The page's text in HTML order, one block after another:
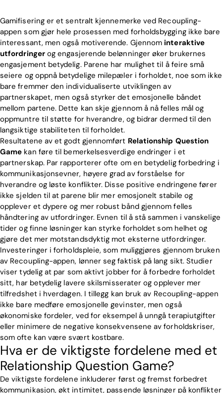
Gamifisering er et sentralt kjennemerke ved Recoupling-
appen som gjør hele prosessen med forholdsbygging ikke bare
interessant, men også motiverende. Gjennominteraktive
utfordringerog engasjerende belønninger øker brukernes
engasjement betydelig. Parene har mulighet til å feire små
seiere og oppnå betydelige milepæler i forholdet, noe som ikke
bare fremmer den individualiserte utviklingen av
partnerskapet, men også styrker det emosjonelle båndet
mellom partene. Dette kan skje gjennom å nå felles mål og
oppmuntre til støtte for hverandre, og bidrar dermed til den
langsiktige stabiliteten til forholdet.
Resultatene av et godt gjennomført Relationship Question
Game kan føre til bemerkelsesverdige endringer i et
partnerskap. Par rapporterer ofte om en betydelig forbedring i
kommunikasjonsevner, høyere grad av forståelse for
hverandre og løste konflikter. Disse positive endringene fører
ikke sjelden til at parene blir mer emosjonelt stabile og
opplever et dypere og mer robust bånd gjennom felles
håndtering av utfordringer. Evnen til å stå sammen i vanskelige
tider og finne løsninger kan styrke forholdet som helhet og
gjøre det mer motstandsdyktig mot eksterne utfordringer.
Investeringer i forholdspleie, som muliggjøres gjennom bruken
av Recoupling-appen, lønner seg faktisk på lang sikt. Studier
viser tydelig at par som aktivt jobber for å forbedre forholdet
sitt, har betydelig lavere skilsmisserater og opplever mer
tilfredshet i hverdagen. I tillegg kan bruk av Recoupling-appen
ikke bare medføre emosjonelle gevinster, men også
økonomiske fordeler, ved for eksempel å unngå terapiutgifter
eller minimere de negative konsekvensene av forholdskriser,
som ofte kan være svært kostbare.
Hva er de viktigste fordelene med et
Relationship Question Game?
De viktigste fordelene inkluderer først og fremst forbedret
kommunikasjon, økt intimitet, passende løsninger på konflikter